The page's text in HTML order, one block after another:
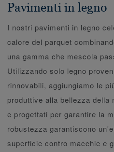
Pavimenti in legno
I nostri pavimenti in legno
calore del parquet
una gamma che mescola
Utilizzando solo legno
rinnovabili, aggiungiamo le
produttive alla bellezza della
e progettati per garantire la
robustezza garantiscono
superficie contro macchie e